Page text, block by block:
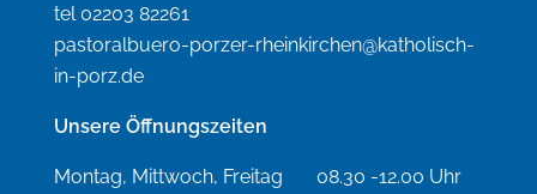
tel 02203 82261
pastoralbuero-porzer-rheinkirchen@katholisch-
in-porz.de
Unsere Öffnungszeiten
Montag, Mittwoch, Freitag 08.30 -12.00 Uhr